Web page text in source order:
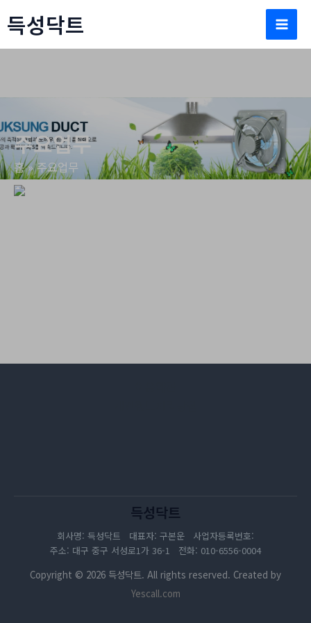
텐
츠
너
뛰
기
득성닥트
Main
주요업무
홈 주요업무
득성닥트
회사명: 득성닥트 대표자: 구본운 사업자등록번호:
주소: 대구 중구 서성로1가 36-1 전화: 010-6556-0004
Copyright © 2026 득성닥트. All rights reserved. Created by
Yescall.com